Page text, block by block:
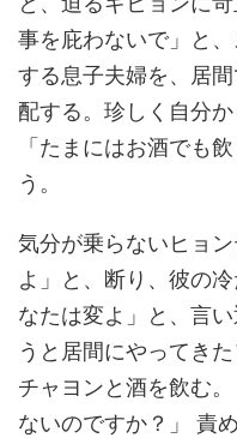
事を庇わないで」と
する息子夫婦を、居
配する。珍しく自分
「たまにはお酒でも
う。
気分が乗らないヒョ
よ」と、断り、彼の
なたは変よ」と、言
うと居間にやってき
チャヨンと酒を飲む
ないのですか？」 責